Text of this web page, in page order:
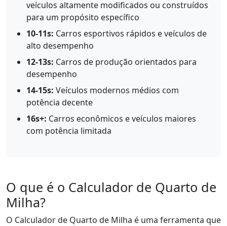
veículos altamente modificados ou construídos
para um propósito específico
10-11s: Carros esportivos rápidos e veículos de
alto desempenho
12-13s: Carros de produção orientados para
desempenho
14-15s: Veículos modernos médios com
potência decente
16s+: Carros econômicos e veículos maiores
com potência limitada
O que é o Calculador de Quarto de
Milha?
O Calculador de Quarto de Milha é uma ferramenta que